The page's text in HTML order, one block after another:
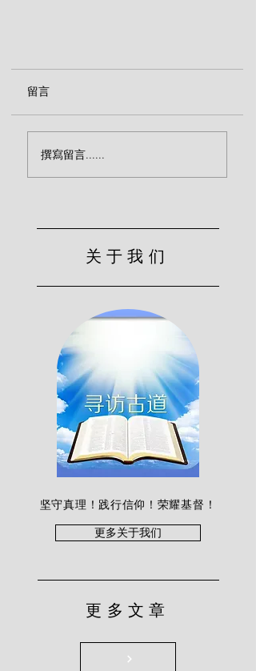
留言
撰寫留言......
关于我们
坚守真理！践行信仰！荣耀基督！
更多关于我们
更多文章